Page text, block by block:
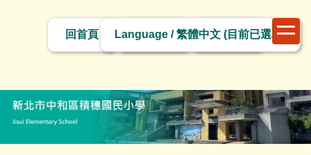
容
區
塊
回首頁 網站導覽 網站管理
切
語